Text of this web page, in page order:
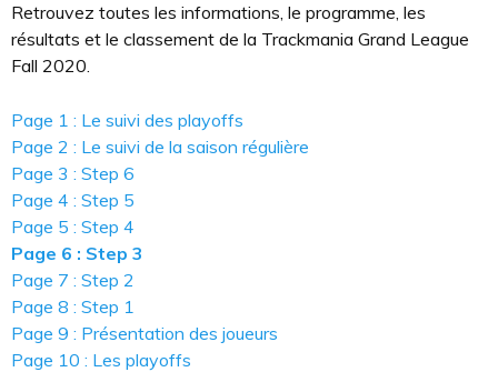
Retrouvez toutes les informations, le programme, les
résultats et le classement de la Trackmania Grand League
Fall 2020.
Page 1 : Le suivi des playoffs
Page 2 : Le suivi de la saison régulière
Page 3 : Step 6
Page 4 : Step 5
Page 5 : Step 4
Page 6 : Step 3
Page 7 : Step 2
Page 8 : Step 1
Page 9 : Présentation des joueurs
Page 10 : Les playoffs